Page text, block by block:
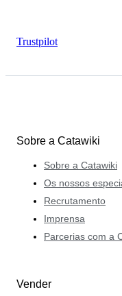
Trustpilot
Sobre a Catawiki
Sobre a Catawiki
Os nossos
Recrutamento
Imprensa
Parcerias com a
Vender